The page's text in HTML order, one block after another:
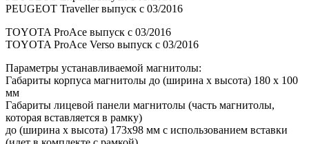
PEUGEOT Traveller выпуск с 03/2016
TOYOTA ProAce выпуск с 03/2016
TOYOTA ProAce Verso выпуск с 03/2016
Параметры устанавливаемой магнитолы:
Габариты корпуса магнитолы до (ширина х высота) 180 х 100
мм
Габариты лицевой панели магнитолы (часть магнитолы,
которая вставляется в рамку)
до (ширина х высота) 173х98 мм с использованием вставки